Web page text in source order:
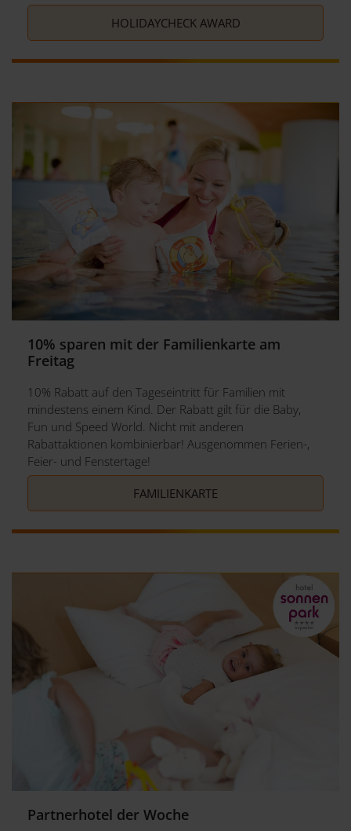
HOLIDAYCHECK AWARD
10% sparen mit der Familienkarte am
Freitag
10% Rabatt auf den Tageseintritt für Familien mit
mindestens einem Kind. Der Rabatt gilt für die Baby,
Fun und Speed World. Nicht mit anderen
Rabattaktionen kombinierbar! Ausgenommen Ferien-,
Feier- und Fenstertage!
FAMILIENKARTE
Partnerhotel der Woche